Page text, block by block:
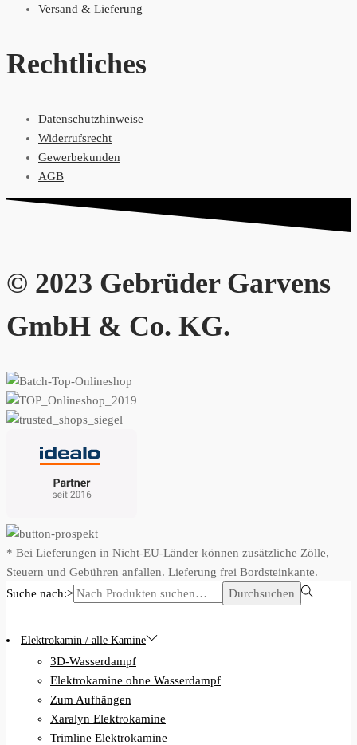
Versand & Lieferung
Rechtliches
Datenschutzhinweise
Widerrufsrecht
Gewerbekunden
AGB
© 2023 Gebrüder Garvens
GmbH & Co. KG.
* Bei Lieferungen in Nicht-EU-Länder können zusätzliche Zölle,
Steuern und Gebühren anfallen. Lieferung frei Bordsteinkante.
Suche nach:>
Durchsuchen
Elektrokamin / alle Kamine
3D-Wasserdampf
Elektrokamine ohne Wasserdampf
Zum Aufhängen
Xaralyn Elektrokamine
Trimline Elektrokamine